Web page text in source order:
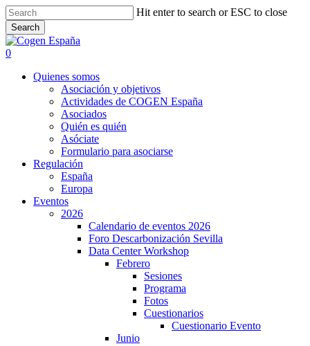
Skip
to
main
content
Hit enter to search or ESC to close
Search
Close
Search
search
0
Quienes somos
Asociación y objetivos
Actividades de COGEN España
Asociados
Quién es quién
Asóciate
Formulario para asociarse
Regulación
España
Europa
Eventos
2026
Calendario de eventos 2026
Foro Descarbonización Sevilla
Data Center Workshop
Febrero
Sesiones
Programa
Fotos
Cuestionarios
Cuestionario Evento
Junio